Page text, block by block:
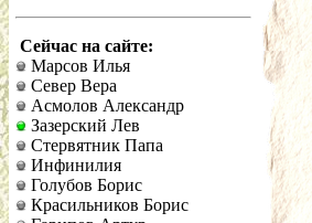
Сейчас на сайте:
Марсов Илья
Север Вера
Асмолов Александр
Зазерский Лев
Стервятник Папа
Инфинилия
Голубов Борис
Красильников Борис